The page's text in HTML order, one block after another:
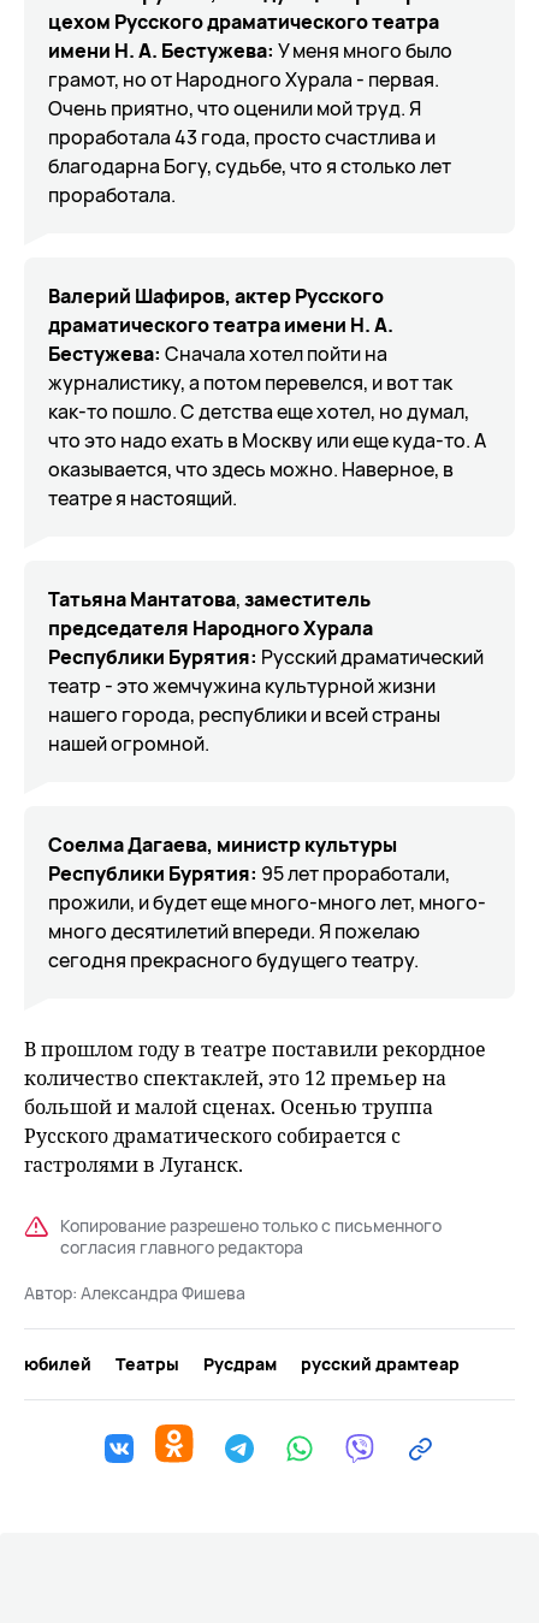
цехом Русского драматического театра
имени Н. А. Бестужева: У меня много было
грамот, но от Народного Хурала - первая.
Очень приятно, что оценили мой труд. Я
проработала 43 года, просто счастлива и
благодарна Богу, судьбе, что я столько лет
проработала.
Валерий Шафиров, актер Русского
драматического театра имени Н. А.
Бестужева: Сначала хотел пойти на
журналистику, а потом перевелся, и вот так
как-то пошло. С детства еще хотел, но думал,
что это надо ехать в Москву или еще куда-то. А
оказывается, что здесь можно. Наверное, в
театре я настоящий.
Татьяна Мантатова,заместитель
председателя Народного Хурала
Республики Бурятия: Русский драматический
театр - это жемчужина культурной жизни
нашего города, республики и всей страны
нашей огромной.
Соелма Дагаева, министр культуры
Республики Бурятия: 95 лет проработали,
прожили, и будет еще много-много лет, много-
много десятилетий впереди. Я пожелаю
сегодня прекрасного будущего театру.
В прошлом году в театре поставили рекордное
количество спектаклей, это 12 премьер на
большой и малой сценах. Осенью труппа
Русского драматического собирается с
гастролями в Луганск.
Копирование разрешено только с письменного
согласия главного редактора
Автор: Александра Фишева
юбилей Театры Русдрам русский драмтеар